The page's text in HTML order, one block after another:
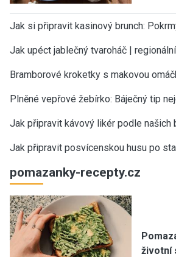
Jak si připravit kasinový brunch:
Jak upéct jablečný tvaroháč |
Bramborové kroketky s makovou
Plněné vepřové žebírko: Báječný tip
Jak připravit kávový likér podle našich
Jak připravit posvícenskou husu po
pomazanky-recepty.cz
životní